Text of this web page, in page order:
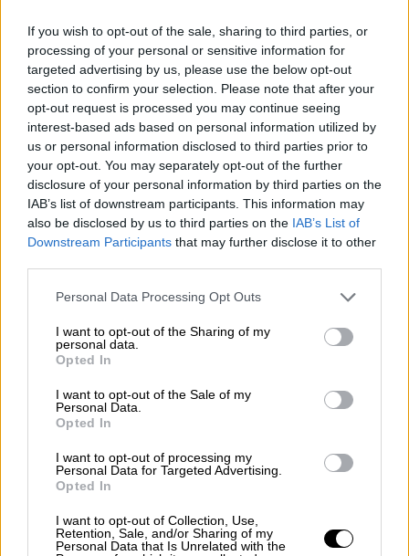
If you wish to opt-out of the sale, sharing to third parties, or
processing of your personal or sensitive information for
targeted advertising by us, please use the below opt-out
section to confirm your selection. Please note that after your
opt-out request is processed you may continue seeing
interest-based ads based on personal information utilized by
us or personal information disclosed to third parties prior to
your opt-out. You may separately opt-out of the further
disclosure of your personal information by third parties on the
IAB’s list of downstream participants. This information may
also be disclosed by us to third parties on the IAB’s List of
Downstream Participants that may further disclose it to other
Please note that this website/app uses one or more Google
not limited to your visit or usage behaviour. You may click to
grant or deny consent to Google and its third-party tags to
use your data for below specified purposes in below Google
consent section.
Personal Data Processing Opt Outs
I want to opt-out of the Sharing of my
personal data.
Opted In
I want to opt-out of the Sale of my
Personal Data.
Opted In
I want to opt-out of processing my
Personal Data for Targeted Advertising.
Opted In
I want to opt-out of Collection, Use,
Retention, Sale, and/or Sharing of my
Personal Data that Is Unrelated with the
στη Ρωσία
Πρόκειται για 92 Δρούζους, ανάμεσά τους 21
πολίτες που εκτελέστηκαν με συνοπτικές
διαδικασίες από δυνάμεις των υπουργείων
Άμυνας και Εσωτερικών, 93 μέλη δυνάμεων
προσκείμενων στην κυβέρνηση και 18
Βεδουίνους, σύμφωνα με την ίδια πηγή.
σπίτια»
Από την πλευρά του το Ισραήλ , που δηλώνει
ότι θέλει να υπερασπιστεί την κοινότητα
των Δρούζων,βομβάρδισε τις κυβερνητικές
δυνάμεις μετά την είσοδό τους στη
Συρία κατήγγειλε τα πλήγματα και διαμήνυσε
ότι θεωρεί υπεύθυνο το Ισραήλ για τις
«συνέπειες».
Το Συριακό Παρατηρητήριο ανέφερε ότι 12